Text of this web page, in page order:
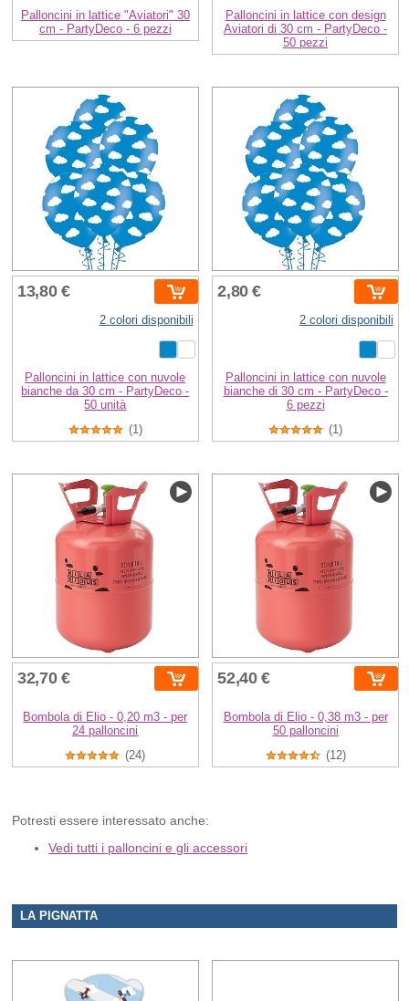
Palloncini in lattice "Aviatori" 30
cm - PartyDeco - 6 pezzi
Palloncini in lattice con design
Aviatori di 30 cm - PartyDeco -
50 pezzi
13,80 €
2 colori disponibili
Palloncini in lattice con nuvole
bianche da 30 cm - PartyDeco -
50 unità
(1)
2,80 €
2 colori disponibili
Palloncini in lattice con nuvole
bianche di 30 cm - PartyDeco -
6 pezzi
(1)
32,70 €
Bombola di Elio - 0,20 m3 - per
24 palloncini
(24)
52,40 €
Bombola di Elio - 0,38 m3 - per
50 palloncini
(12)
Potresti essere interessato anche:
Vedi tutti i palloncini e gli accessori
LA PIGNATTA